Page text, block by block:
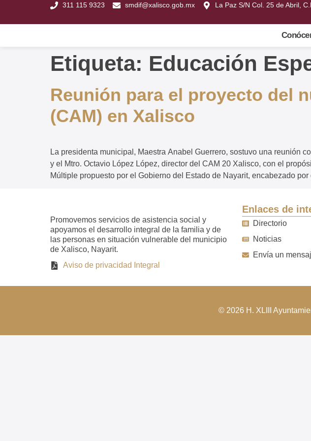
311 115 9323 smdif@xalisco.gob.mx La Paz S/N Col. 25 de Abril,
Etiqueta: Educación
Reunión para el proyecto del
(CAM) en Xalisco
La presidenta municipal, Maestra Anabel Guerrero, sostuvo una reunión
y el Mtro. Octavio López López, director del CAM 20 Xalisco, con el
Múltiple propuesto por el Gobierno del Estado de Nayarit, encabezado
Promovemos servicios de asistencia social y
apoyamos el desarrollo integral de la familia y de
las personas en situación vulnerable del municipio
de Xalisco, Nayarit.
Aviso de privacidad Integral
Enlaces de
Directorio
Noticias
Envía un
© 2026 H. XLIII